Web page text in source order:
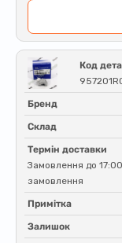
Код
Бренд
Склад
Термін доставки
Замовлення до
замовлення
Примітка
Залишок